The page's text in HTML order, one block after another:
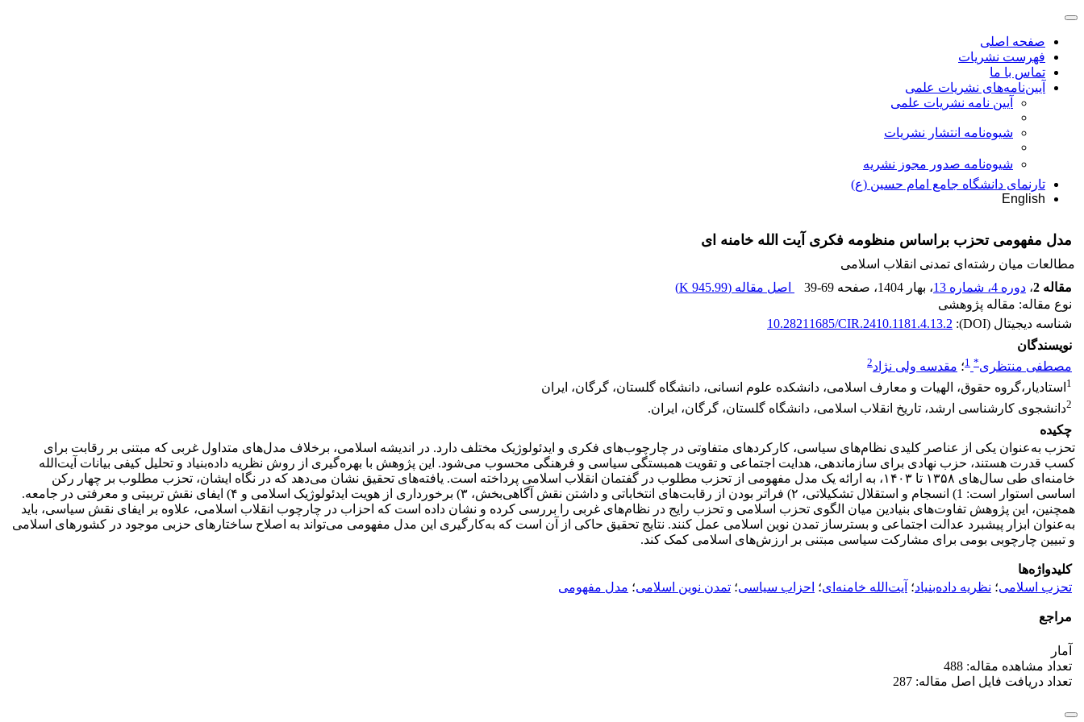
صفحه اصلی
فهرست نشریات
تماس با ما
آیین‌نامه‌های نشریات علمی
آیین نامه نشریات علمی
شیوه‌نامه انتشار نشریات
شیوهنامه صدور مجوز نشریه
تارنمای دانشگاه جامع امام حسین (ع)
English
مدل مفهومی تحزب براساس منظومه فکری آیت الله خامنه ای
مطالعات میان‌ رشته‌ای تمدنی انقلاب اسلامی
مقاله 2
، دوره 4، شماره 13 ، بهار 1404 ، صفحه 39-69 اصل مقاله (945.99 K
)
نوع مقاله: مقاله پژوهشی
شناسه دیجیتال (DOI):
10.28211685/CIR.2410.1181.4.13.2
نویسندگان
مصطفی منتظری*
1؛ مقدسه ولی نژاد2
1 استادیار،گروه حقوق، الهیات و معارف اسلامی، دانشکده علوم انسانی، دانشگاه گلستان، گرگان، ایران
2دانشجوی کارشناسی ارشد، تاریخ انقلاب اسلامی، دانشگاه گلستان، گرگان، ایران.
چکیده
تحزب به‌عنوان یکی از عناصر کلیدی نظام‌های سیاسی، کارکردهای متفاوتی در چارچوب‌های فکری و ایدئولوژیک مختلف دارد. در اندیشه اسلامی، برخلاف مدل‌های متداول غربی که مبتنی بر رقابت برای
کسب قدرت هستند، حزب نهادی برای سازماندهی، هدایت اجتماعی و تقویت همبستگی سیاسی و فرهنگی محسوب می‌شود. این پژوهش با بهره‌گیری از روش نظریه داده‌بنیاد و تحلیل کیفی بیانات آیت‌الله
خامنه‌ای طی سال‌های ۱۳۵۸ تا ۱۴۰۳، به ارائه یک مدل مفهومی از تحزب مطلوب در گفتمان انقلاب اسلامی پرداخته است. یافته‌های تحقیق نشان می‌دهد که در نگاه ایشان، تحزب مطلوب بر چهار رکن
اساسی استوار است: 1) انسجام و استقلال تشکیلاتی، ۲) فراتر بودن از رقابت‌های انتخاباتی و داشتن نقش آگاهی‌بخش، ۳) برخورداری از هویت ایدئولوژیک اسلامی و ۴) ایفای نقش تربیتی و معرفتی در جامعه.
همچنین، این پژوهش تفاوت‌های بنیادین میان الگوی تحزب اسلامی و تحزب رایج در نظام‌های غربی را بررسی کرده و نشان داده است که احزاب در چارچوب انقلاب اسلامی، علاوه بر ایفای نقش سیاسی، باید
به‌عنوان ابزار پیشبرد عدالت اجتماعی و بسترساز تمدن نوین اسلامی عمل کنند. نتایج تحقیق حاکی از آن است که به‌کارگیری این مدل مفهومی می‌تواند به اصلاح ساختارهای حزبی موجود در کشورهای اسلامی
و تبیین چارچوبی بومی برای مشارکت سیاسی مبتنی بر ارزش‌های اسلامی کمک کند.
کلیدواژه‌ها
تحزب اسلامی؛ نظریه داده‌بنیاد؛ آیت‌الله خامنه‌ای؛ احزاب سیاسی؛ تمدن نوین اسلامی؛ مدل مفهومی
مراجع
آمار
تعداد مشاهده مقاله: 488
تعداد دریافت فایل اصل مقاله: 287